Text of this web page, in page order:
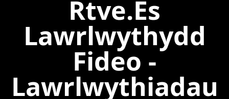
Rtve.Es
Lawrlwythydd
Fideo -
Lawrlwythiadau